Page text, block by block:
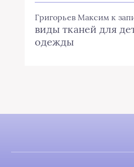
Григорьев Максим к
виды тканей для
одежды